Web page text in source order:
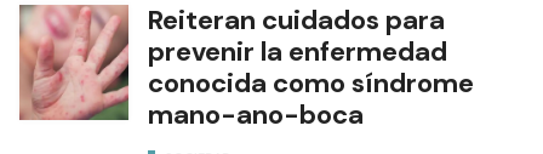
Reiteran cuidados para
prevenir la enfermedad
conocida como síndrome
mano-ano-boca